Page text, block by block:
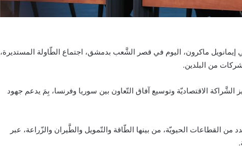
ماكرون، اليوم في قصر الشَّعب بدمشق، اجتماع الطّاولة المستديرة،
من البلدين.
الشَّراكة الاقتصاديّة وتوسيع آفاق التّعاون بين سوريا وفرنسا، بِمَ يدعم جهود
من القطاعات الحيويّة، من بينها الطّاقة والتّمويل والطَّيران والزّراعة، عبر